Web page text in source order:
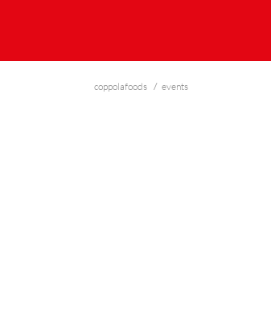
coppolafoods events